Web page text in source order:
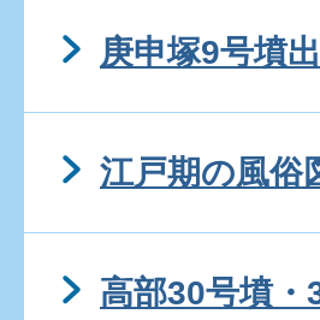
庚申塚9号墳
江戸期の風俗
高部30号墳・